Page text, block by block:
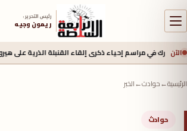
رئيس التحرير :
ريمون وجيه
الآنمراسم إحياء ذكرى إلقاء القنبلة الذرية على هيروشيما
الرئيسية←حوادث←الخبر
حوادث